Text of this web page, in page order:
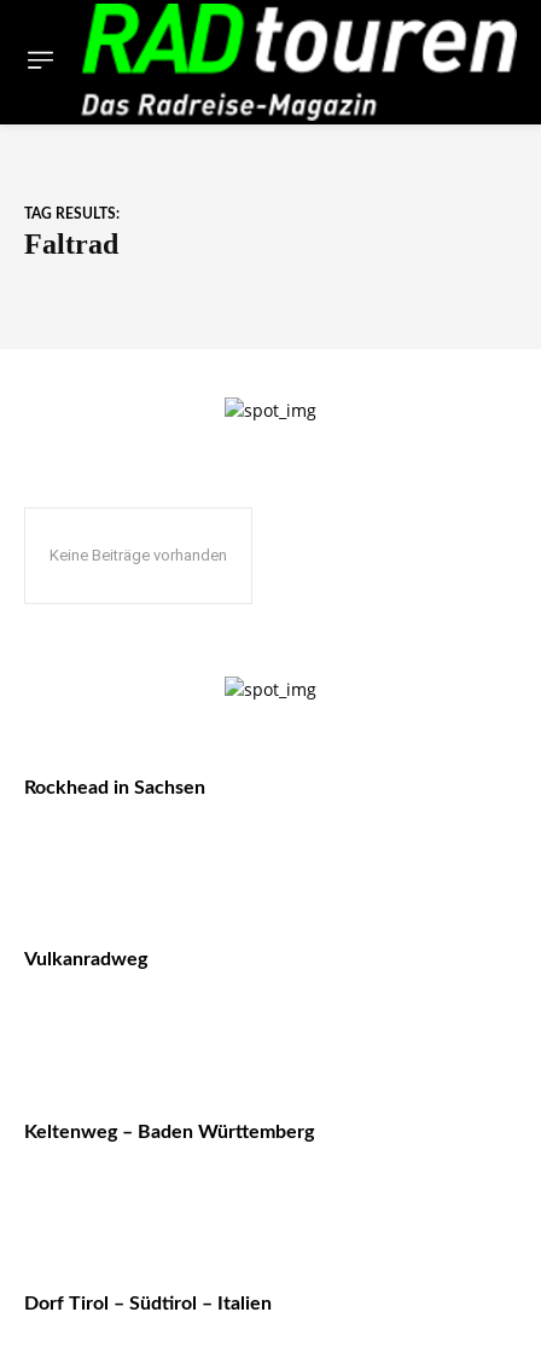
TAG RESULTS:
Faltrad
Keine Beiträge vorhanden
Rockhead in Sachsen
Vulkanradweg
Keltenweg – Baden Württemberg
Dorf Tirol – Südtirol – Italien